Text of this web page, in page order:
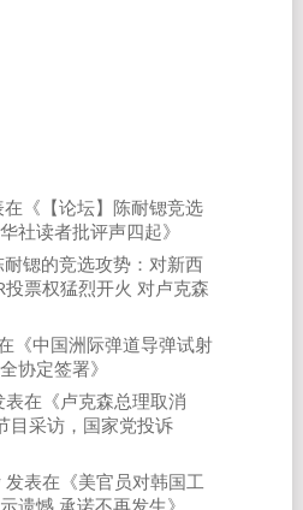
《 【论坛】陈耐锶竞选
社读者批评声四起》
耐锶的竞选攻势：对新西
票权猛烈开火 对卢克森
《中国洲际弹道导弹试射
协定签署》
在《卢克森总理取消
目采访，国家党投诉
发表在《美官员对韩国工